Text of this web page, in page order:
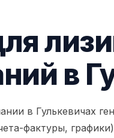
в
в Гулькевичах
фактуры,